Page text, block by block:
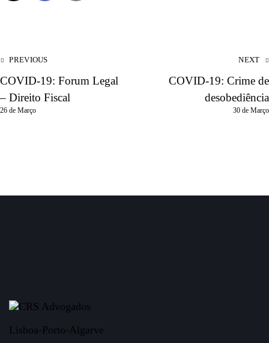
PREVIOUS
COVID-19: Forum Legal
– Direito Fiscal
26 de Março
NEXT
COVID-19: Crime de
desobediência
30 de Março
Lisboa-Porto-Algarve